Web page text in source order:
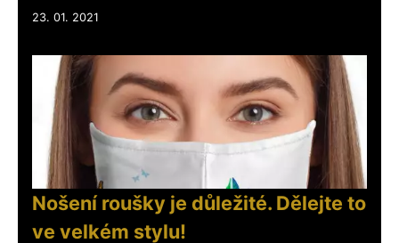
23. 01. 2021
Nošení roušky je důležité. Dělejte to
ve velkém stylu!